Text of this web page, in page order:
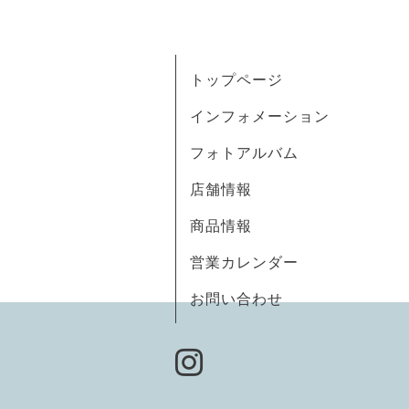
トップページ
インフォメーション
フォトアルバム
店舗情報
商品情報
営業カレンダー
お問い合わせ